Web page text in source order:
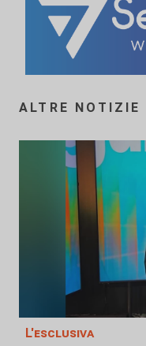
ALTRE NOTIZIE
L'esclusiva